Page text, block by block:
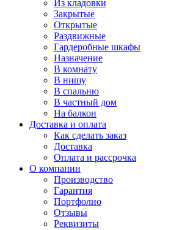
Из кладовки
Закрытые
Открытые
Раздвижные
Гардеробные шкафы
Назначение
В комнату
В нишу
В спальню
В частный дом
На балкон
Доставка и оплата
Как сделать заказ
Доставка
Оплата и рассрочка
О компании
Производство
Гарантия
Портфолио
Отзывы
Реквизиты